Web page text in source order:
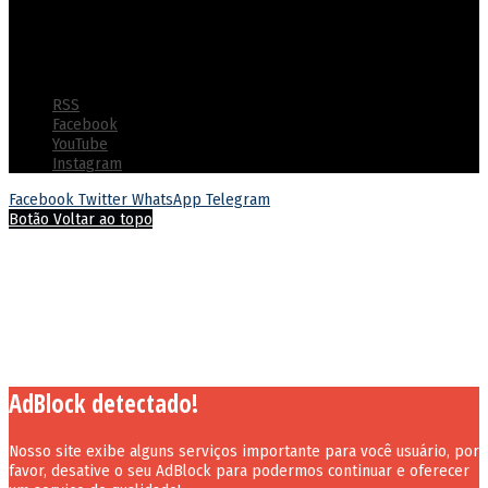
RSS
Facebook
YouTube
Instagram
Facebook Twitter WhatsApp Telegram
Botão Voltar ao topo
AdBlock detectado!
Nosso site exibe alguns serviços importante para você usuário, por
favor, desative o seu AdBlock para podermos continuar e oferecer